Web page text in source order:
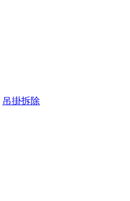
吊掛拆除